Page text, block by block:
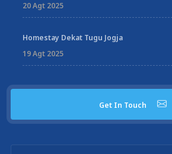
20 Agt 2025
Homestay Dekat Tugu Jogja
19 Agt 2025
Get In Touch